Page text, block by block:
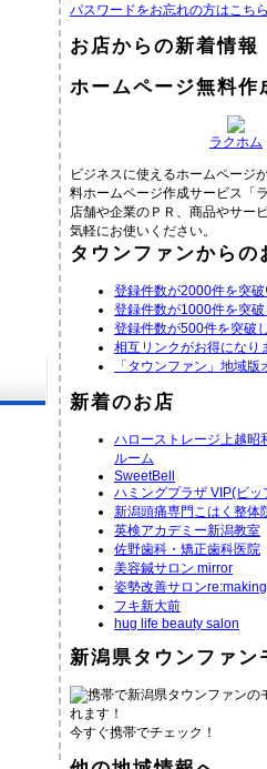
パスワードをお忘れの方はこちら
お店からの新着情報
ホームページ無料作
ラクホム
ビジネスに使えるホームページ
料ホームページ作成サービス「
店舗や企業のＰＲ、商品やサー
気軽にお使いください。
タウンファンからの
登録件数が2000件を突破
登録件数が1000件を突破
登録件数が500件を突破
相互リンクがお得になり
「タウンファン」地域版
新着のお店
ハローストレージ上越昭
ルーム
SweetBell
ハミングプラザ VIP(ビッ
新潟頭痛専門こはく整体
英検アカデミー新潟教室
佐野歯科・矯正歯科医院
美容鍼サロン mirror
姿勢改善サロンre:making
フキ新大前
hug life beauty salon
新潟県タウンファン
携帯で新潟県タウンファンの
れます！
今すぐ携帯でチェック！